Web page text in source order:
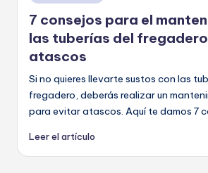
en
7 consejos para el
las tuberías del
atascos
Si no quieres llevarte sustos con las
fregadero, deberás realizar un
para evitar atascos. Aquí te damos 7
Leer el artículo